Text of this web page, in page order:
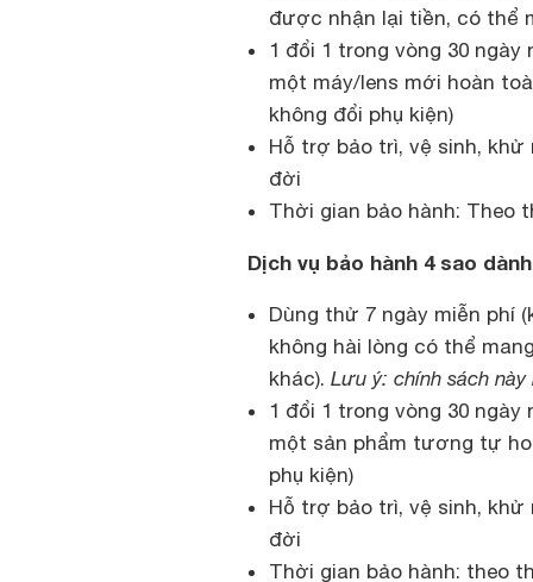
được nhận lại tiền, có thể
1 đổi 1 trong vòng 30
một máy/lens mới hoàn
không đổi phụ kiện)
Hỗ trợ bảo trì, vệ sinh, khử
đời
Thời gian bảo hành: Theo
Dịch vụ bảo hành 4 sao
Dùng thử 7 ngày miễn phí
không hài lòng có thể
khác). Lưu ý: chính sách
1 đổi 1 trong vòng 30
một sản phẩm tương tự
phụ kiện)
Hỗ trợ bảo trì, vệ sinh, khử
đời
Thời gian bảo hành: theo